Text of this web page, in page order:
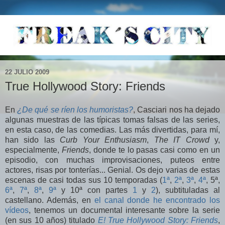
22 JULIO 2009
True Hollywood Story: Friends
En¿De qué se ríen los humoristas?, Casciari nos ha dejado
algunas muestras de las típicas tomas falsas de las series,
en esta caso, de las comedias. Las más divertidas, para mí,
han sido las Curb Your Enthusiasm, The IT Crowdy,
especialmente, Friends, donde te lo pasas casi como en un
episodio, con muchas improvisaciones, puteos entre
actores, risas por tonterías... Genial. Os dejo varias de estas
escenas de casi todas sus 10 temporadas (1ª, 2ª, 3ª, 4ª, 5ª,
6ª, 7ª, 8ª, 9ª y 10ª con partes 1 y 2), subtituladas al
castellano. Además, en el canal donde he encontrado los
vídeos, tenemos un documental interesante sobre la serie
(en sus 10 años) titulado E! True Hollywood Story: Friends,